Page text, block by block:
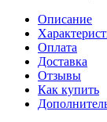
Описание
Оплата
Доставка
Отзывы
Как купить